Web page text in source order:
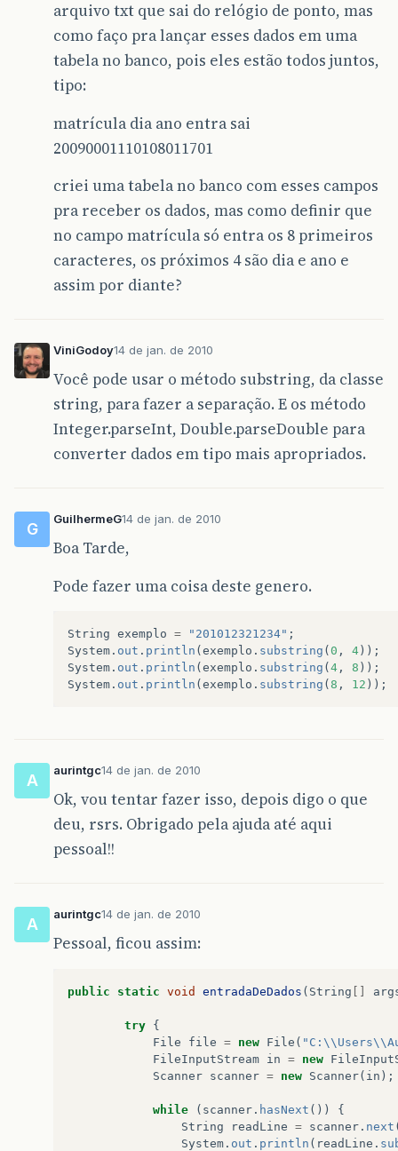
arquivo txt que sai do relógio de ponto, mas
como faço pra lançar esses dados em uma
tabela no banco, pois eles estão todos juntos,
tipo:
matrícula dia ano entra sai
20090001110108011701
criei uma tabela no banco com esses campos
pra receber os dados, mas como definir que
no campo matrícula só entra os 8 primeiros
caracteres, os próximos 4 são dia e ano e
assim por diante?
ViniGodoy14 de jan. de 2010
Você pode usar o método substring, da classe
string, para fazer a separação. E os método
Integer.parseInt, Double.parseDouble para
converter dados em tipo mais apropriados.
G
GuilhermeG14 de jan. de 2010
Boa Tarde,
Pode fazer uma coisa deste genero.
String exemplo = "201012321234" ;
System . out . println ( exemplo . substring ( 0 , 4 ));
System . out . println ( exemplo . substring ( 4 , 8 ));
System . out . println ( exemplo . substring ( 8 , 12 ));
A
aurintgc14 de jan. de 2010
Ok, vou tentar fazer isso, depois digo o que
deu, rsrs. Obrigado pela ajuda até aqui
pessoal!!
A
aurintgc14 de jan. de 2010
Pessoal, ficou assim:
public static void entradaDeDados ( String []
try {
File
file = new File (
FileInputStream in = new
Scanner scanner = new Scanner( in );
while ( scanner . hasNext ())
{
String
readLine = scanner . next
System . out . println ( readLine .